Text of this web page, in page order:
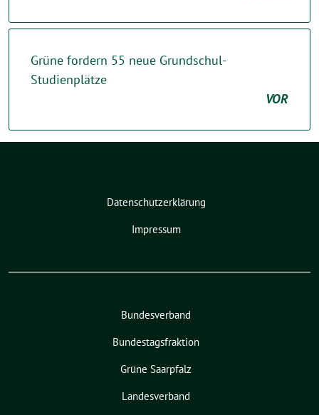
Grüne fordern 55 neue Grundschul-
Studienplätze
VOR
Datenschutzerklärung
Impressum
Bundesverband
Bundestagsfraktion
Grüne Saarpfalz
Landesverband